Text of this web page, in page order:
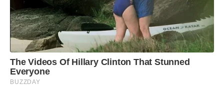
The Videos Of Hillary Clinton That Stunned
Everyone
BUZZDAY